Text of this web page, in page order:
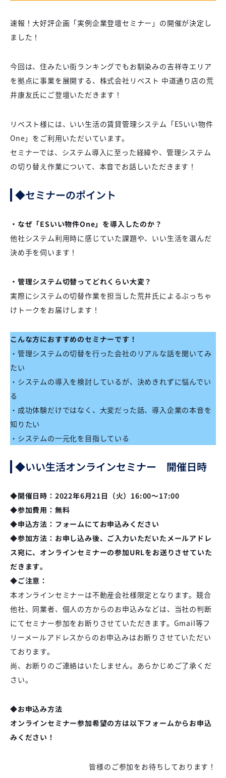
速報！大好評企画「実例企業登壇セミナー」の開催が決定し
ました！
今回は、住みたい街ランキングでもお馴染みの吉祥寺エリア
を拠点に事業を展開する、株式会社リベスト 中道通り店の荒
井康友氏にご登壇いただきます！
リベスト様には、いい生活の賃貸管理システム「ESいい物件
One」をご利用いただいています。
セミナーでは、システム導入に至った経緯や、管理システム
の切り替え作業について、本音でお話しいただきます！
◆セミナーのポイント
・なぜ「ESいい物件One」を導入したのか？
他社システム利用時に感じていた課題や、いい生活を選んだ
決め手を伺います！
・管理システム切替ってどれくらい大変？
実際にシステムの切替作業を担当した荒井氏によるぶっちゃ
けトークをお届けします！
こんな方におすすめのセミナーです！
・管理システムの切替を行った会社のリアルな話を聞いてみ
たい
・システムの導入を検討しているが、決めきれずに悩んでい
る
・成功体験だけではなく、大変だった話、導入企業の本音を
知りたい
・システムの一元化を目指している
◆いい生活オンラインセミナー 開催日時
◆開催日時：2022年6月21日（火）16:00～17:00
◆参加費用：無料
◆申込方法：フォームにてお申込みください
◆参加方法：お申し込み後、ご入力いただいたメールアドレ
ス宛に、オンラインセミナーの参加URLをお送りさせていた
だきます。
◆ご注意：
本オンラインセミナーは不動産会社様限定となります。競合
他社、同業者、個人の方からのお申込みなどは、当社の判断
にてセミナー参加をお断りさせていただきます。Gmail等フ
リーメールアドレスからのお申込みはお断りさせていただい
ております。
尚、お断りのご連絡はいたしません。あらかじめご了承くだ
さい。
◆お申込み方法
オンラインセミナー参加希望の方は以下フォームからお申込
みください！
皆様のご参加をお待ちしております！